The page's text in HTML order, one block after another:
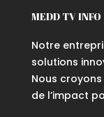
MEDD TV INFO
Notre
solutions
Nous
de l’impact